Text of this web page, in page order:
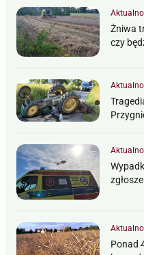
Żniwa
czy
Ponad